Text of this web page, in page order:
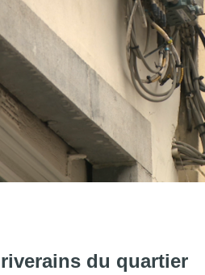
"Câbles sur les façades:
du quartier